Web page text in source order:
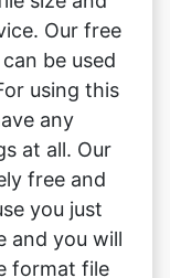
any
at all. Our
free and
you just
and you will
format file